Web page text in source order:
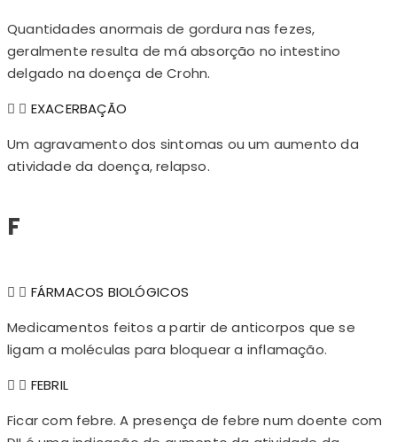
Quantidades anormais de gordura nas fezes,
geralmente resulta de má absorção no intestino
delgado na doença de Crohn.
EXACERBAÇÃO
Um agravamento dos sintomas ou um aumento da
atividade da doença, relapso.
F
FÁRMACOS BIOLÓGICOS
Medicamentos feitos a partir de anticorpos que se
ligam a moléculas para bloquear a inflamação.
FEBRIL
Ficar com febre. A presença de febre num doente com